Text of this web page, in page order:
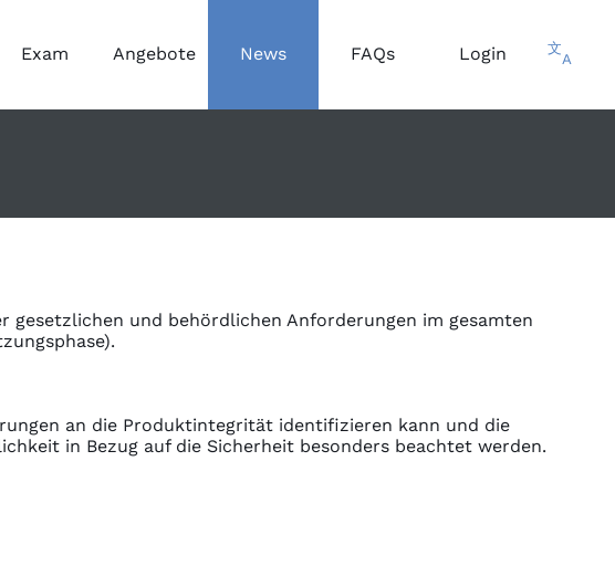
Exam Angebote News FAQs Login 文
A
gesetzlichen und behördlichen Anforderungen im gesamten
an die Produktintegrität identifizieren kann und die
in Bezug auf die Sicherheit besonders beachtet werden.